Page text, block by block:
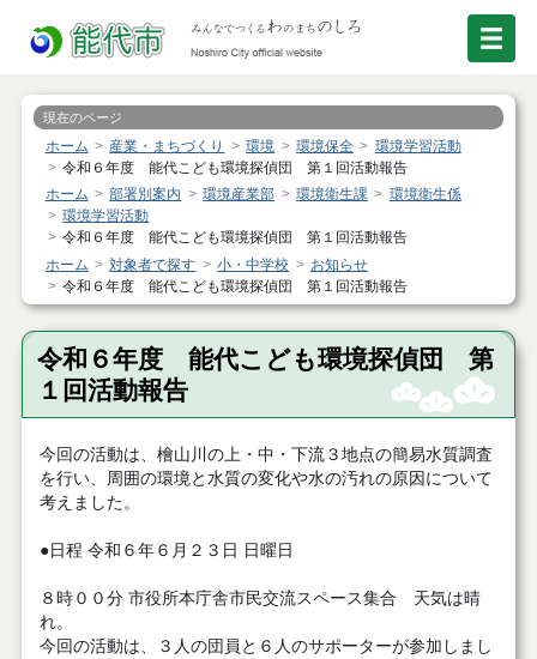
現在のページ
ホーム 産業・まちづくり 環境 環境保全
環境学習活動
令和６年度 能代こども環境探偵団 第１回活動報告
ホーム
部署別案内 環境産業部 環境衛生課
環境衛生係
環境学習活動
令和６年度 能代こども環境探偵団 第１回活動報告
ホーム
対象者で探す 小・中学校
お知らせ
令和６年度 能代こども環境探偵団 第１回活動報告
令和６年度 能代こども環境探偵団 第
１回活動報告
今回の活動は、檜山川の上・中・下流３地点の簡易水質調査
を行い、周囲の環境と水質の変化や水の汚れの原因について
考えました。
●日程 令和６年６月２３日 日曜日
８時００分 市役所本庁舎市民交流スペース集合 天気は晴
れ。
今回の活動は、３人の団員と６人のサポーターが参加しまし